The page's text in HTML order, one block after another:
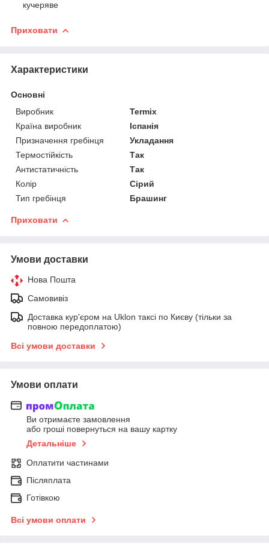
кучеряве
Приховати
Характеристики
Основні
Виробник
Termix
Країна виробник
Іспанія
Призначення гребінця
Укладання
Термостійкість
Так
Антистатичність
Так
Колір
Сірий
Тип гребінця
Брашинг
Приховати
Умови доставки
Нова Пошта
Самовивіз
Доставка кур'єром на Uklon таксі по Києву (тільки за
повною передоплатою)
Всі умови доставки
Умови оплати
Ви отримаєте замовлення
або гроші повернуться на вашу картку
Детальніше
Оплатити частинами
Післяплата
Готівкою
Всі умови оплати